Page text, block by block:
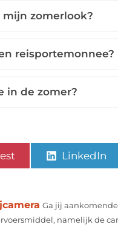
zomerlook?
reisportemonnee?
in de zomer?
LinkedIn
Ga jij
namelijk de